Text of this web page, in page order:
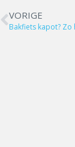
VORIGE
Bakfiets kapot?